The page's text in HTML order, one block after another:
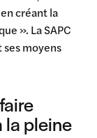
créant la
». La SAPC
moyens
la pleine